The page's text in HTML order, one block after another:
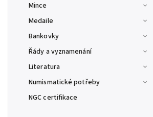
Mince
Medaile
Bankovky
Řády a vyznamenání
Literatura
Numismatické potřeby
NGC certifikace